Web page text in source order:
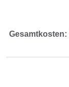
Gesamtkosten: